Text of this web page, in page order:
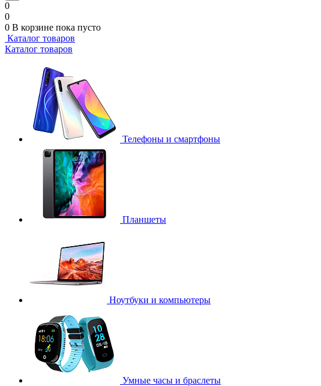
0
0
0 В корзине пока пусто
Каталог товаров
Каталог товаров
Телефоны и смартфоны
Планшеты
Ноутбуки и компьютеры
Умные часы и браслеты